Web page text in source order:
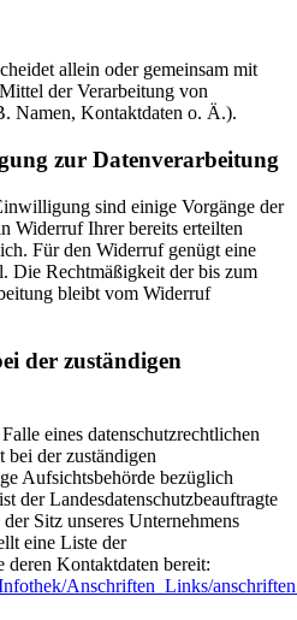
allein oder gemeinsam mit
der Verarbeitung von
Namen, Kontaktdaten o. Ä.).
zur Datenverarbeitung
sind einige Vorgänge der
Widerruf Ihrer bereits erteilten
Für den Widerruf genügt eine
Die Rechtmäßigkeit der bis zum
bleibt vom Widerruf
der zuständigen
eines datenschutzrechtlichen
bei der zuständigen
Aufsichtsbehörde bezüglich
der Landesdatenschutzbeauftragte
Sitz unseres Unternehmens
eine Liste der
deren Kontaktdaten bereit:
Anschriften_Links/